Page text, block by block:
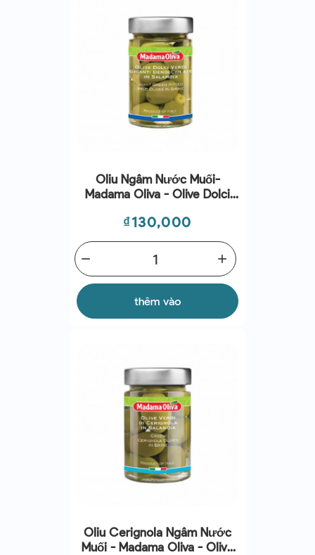
Oliu Ngâm Nước Muối-
Madama Oliva - Olive Dolci
Salamoia 160-300g
Giá
₫130,000
add
remove
thêm vào
Oliu Cerignola Ngâm Nước
Muối - Madama Oliva - Olive